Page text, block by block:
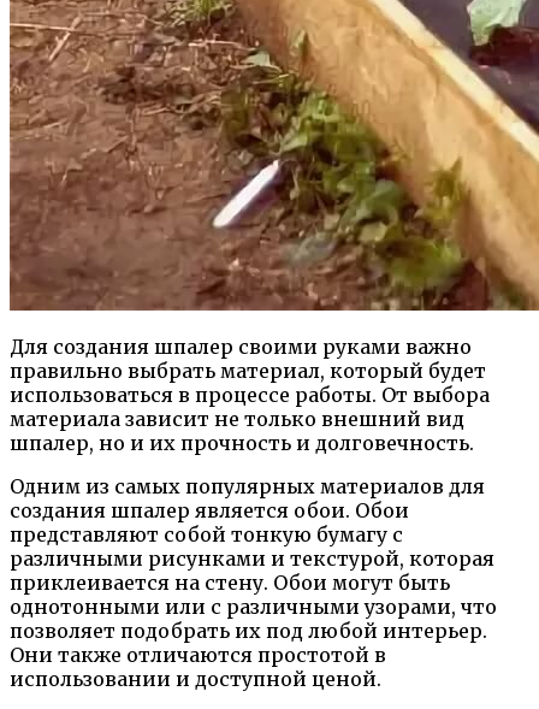
Для создания шпалер своими руками важно
правильно выбрать материал, который будет
использоваться в процессе работы. От выбора
материала зависит не только внешний вид
шпалер, но и их прочность и долговечность.
Одним из самых популярных материалов для
создания шпалер является обои. Обои
представляют собой тонкую бумагу с
различными рисунками и текстурой, которая
приклеивается на стену. Обои могут быть
однотонными или с различными узорами, что
позволяет подобрать их под любой интерьер.
Они также отличаются простотой в
использовании и доступной ценой.